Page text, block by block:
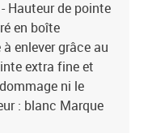
Hauteur de pointe
en boîte
enlever grâce au
extra fine et
ni le
: blanc Marque